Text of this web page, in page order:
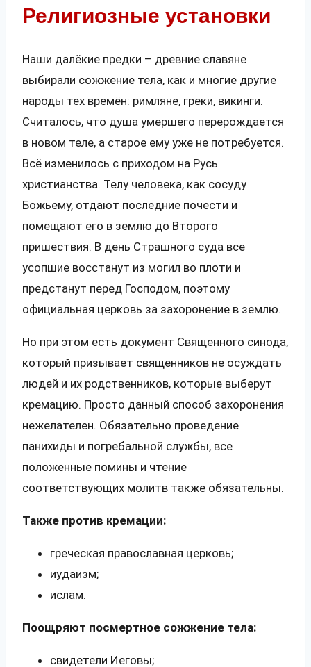
Религиозные установки
Наши далёкие предки – древние славяне
выбирали сожжение тела, как и многие другие
народы тех времён: римляне, греки, викинги.
Считалось, что душа умершего перерождается
в новом теле, а старое ему уже не потребуется.
Всё изменилось с приходом на Русь
христианства. Телу человека, как сосуду
Божьему, отдают последние почести и
помещают его в землю до Второго
пришествия. В день Страшного суда все
усопшие восстанут из могил во плоти и
предстанут перед Господом, поэтому
официальная церковь за захоронение в землю.
Но при этом есть документ Священного синода,
который призывает священников не осуждать
людей и их родственников, которые выберут
кремацию. Просто данный способ захоронения
нежелателен. Обязательно проведение
панихиды и погребальной службы, все
положенные помины и чтение
соответствующих молитв также обязательны.
Также против кремации:
греческая православная церковь;
иудаизм;
ислам.
Поощряют посмертное сожжение тела:
свидетели Иеговы;